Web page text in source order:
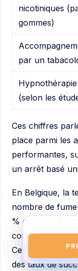
nicotiniques
gommes)
par un
Hypnothérapie
(selon les
Ces chiffres
place parmi les
performantes,
un arrêt basé
En Belgique, la
nombre de
% en 2004 à
contexte,
Certains centres
des taux de